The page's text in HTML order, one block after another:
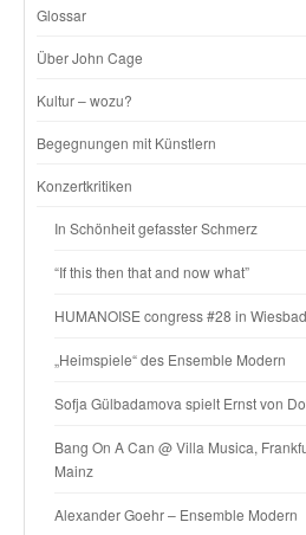
SKIP
CONTENT
Glossar
Über John Cage
Kultur – wozu?
Begegnungen mit Künstlern
Konzertkritiken
In Schönheit gefasster Schmerz
“If this then that and now what”
HUMANOISE congress #28 in
„Heimspiele“ des Ensemble Modern
Sofja Gülbadamova spielt Ernst von
Bang On A Can @ Villa Musica,
Mainz
Alexander Goehr – Ensemble Modern